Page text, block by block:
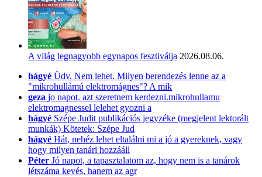
A világ legnagyobb egynapos fesztiválja 2026.08.06.
hágyé Üdv. Nem lehet. Milyen berendezés lenne az a
"mikrohullámú elektromágnes"? A mik
geza jo napot. azt szeretnem kerdezni.mikrohullamu
elektromagnessel lelehet gyozni a
hágyé Szépe Judit publikációs jegyzéke (megjelent lektorált
munkák) Kötetek: Szépe Jud
hágyé Hát, nehéz lehet eltalálni mi a jó a gyereknek, vagy
hogy milyen tanári hozzááll
Péter Jó napot, a tapasztalatom az, hogy nem is a tanárok
létszáma kevés, hanem az agr